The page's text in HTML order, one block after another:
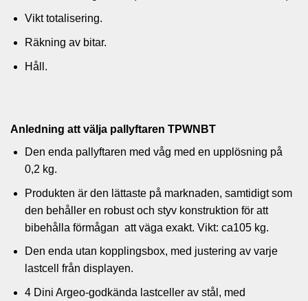
Vikt totalisering.
Räkning av bitar.
Håll.
Anledning att välja pallyftaren TPWNBT
Den enda pallyftaren med våg med en upplösning på
0,2 kg.
Produkten är den lättaste på marknaden, samtidigt som
den behåller en robust och styv konstruktion för att
bibehålla förmågan att väga exakt. Vikt: ca105 kg.
Den enda utan kopplingsbox, med justering av varje
lastcell från displayen.
4 Dini Argeo-godkända lastceller av stål, med